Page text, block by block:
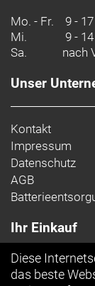
Mo. - Fr. 9 - 17
Mi.
9 - 14
Sa.
nach
Unser
Kontakt
Impressum
Datenschutz
AGB
Ihr Einkauf
Top Artikel
Diese
das beste